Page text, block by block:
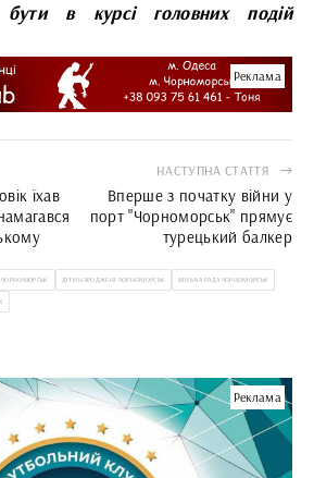
в курсі головних подій
Реклама
їхав
НАСТУПНА СТАТТЯ
Вперше з початку війни у
порт "Чорноморськ" прямує
турецький балкер
ЧОРНОМОРСЬК ДІТИ НАРОДЖЕНІ ЧОРНОМОРСЬК МІСЬКА РАДА ЧОРНОМОРСЬК
Реклама